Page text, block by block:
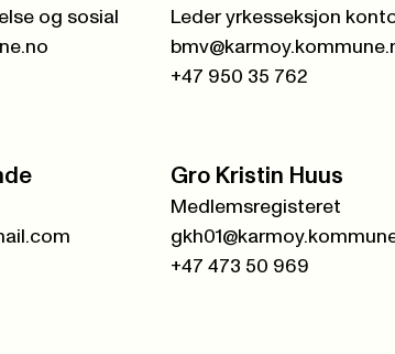
og sosial
+47 950 35 762
Gro Kristin Huus
Medlemsregisteret
+47 473 50 969